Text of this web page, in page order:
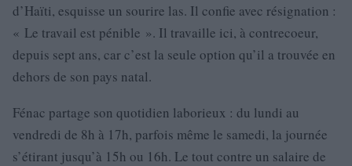
d’Haïti, esquisse un sourire las. Il confie avec résignation :
« Le travail est pénible ». Il travaille ici, à contrecoeur,
depuis sept ans, car c’est la seule option qu’il a trouvée en
dehors de son pays natal.
Fénac partage son quotidien laborieux : du lundi au
vendredi de 8h à 17h, parfois même le samedi, la journée
s’étirant jusqu’à 15h ou 16h. Le tout contre un salaire de